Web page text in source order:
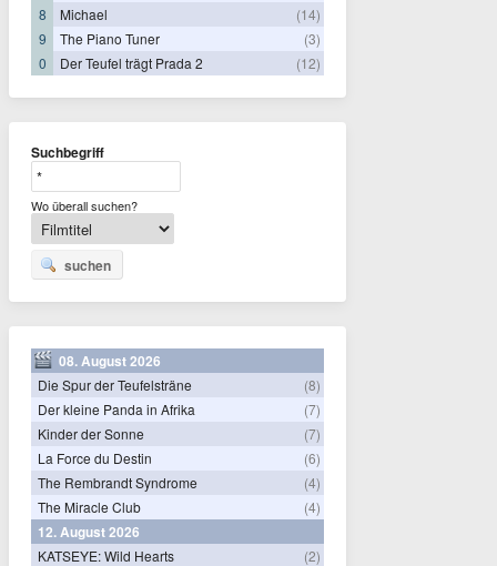
8
Michael
(14)
9
The Piano Tuner
(3)
0
Der Teufel trägt Prada 2 (12)
Suchbegriff
Wo überall suchen?
suchen
08. August 2026
Die Spur der Teufelsträne
(8)
Der kleine Panda in Afrika
(7)
Kinder der Sonne
(7)
La Force du Destin
(6)
The Rembrandt Syndrome
(4)
The Miracle Club
(4)
12. August 2026
KATSEYE: Wild Hearts (2)